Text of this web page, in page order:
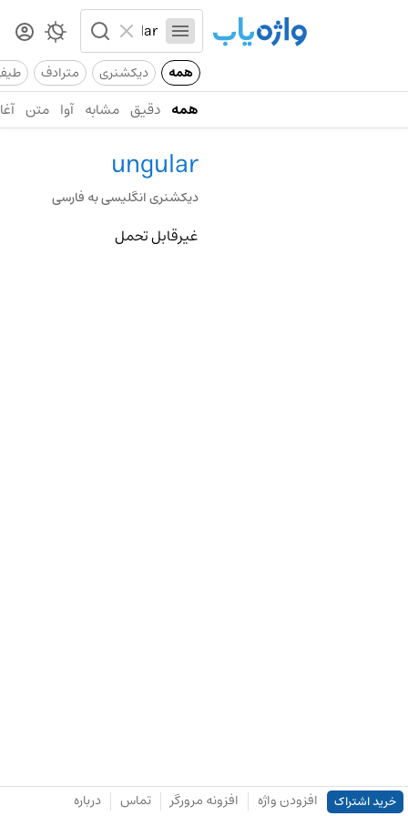
همه دیکشنری مترادف
همه دقیق مشابه آوا متن
ungular
دیکشنری انگلیسی به فارسی
غیرقابل تحمل
خرید اشتراک افزودن واژه افزونه مرورگر تماس درباره